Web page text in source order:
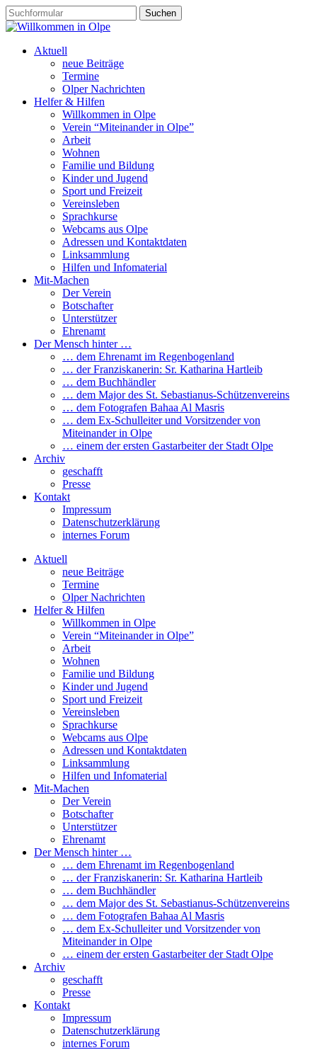
Aktuell
neue Beiträge
Termine
Olper Nachrichten
Helfer & Hilfen
Willkommen in Olpe
Verein “Miteinander in Olpe”
Arbeit
Wohnen
Familie und Bildung
Kinder und Jugend
Sport und Freizeit
Vereinsleben
Sprachkurse
Webcams aus Olpe
Adressen und Kontaktdaten
Linksammlung
Hilfen und Infomaterial
Mit-Machen
Der Verein
Botschafter
Unterstützer
Ehrenamt
Der Mensch hinter …
… dem Ehrenamt im Regenbogenland
… der Franziskanerin: Sr. Katharina Hartleib
… dem Buchhändler
… dem Major des St. Sebastianus-Schützenvereins
… dem Fotografen Bahaa Al Masris
… dem Ex-Schulleiter und Vorsitzender von
Miteinander in Olpe
… einem der ersten Gastarbeiter der Stadt Olpe
Archiv
geschafft
Presse
Kontakt
Impressum
Datenschutzerklärung
internes Forum
Aktuell
neue Beiträge
Termine
Olper Nachrichten
Helfer & Hilfen
Willkommen in Olpe
Verein “Miteinander in Olpe”
Arbeit
Wohnen
Familie und Bildung
Kinder und Jugend
Sport und Freizeit
Vereinsleben
Sprachkurse
Webcams aus Olpe
Adressen und Kontaktdaten
Linksammlung
Hilfen und Infomaterial
Mit-Machen
Der Verein
Botschafter
Unterstützer
Ehrenamt
Der Mensch hinter …
… dem Ehrenamt im Regenbogenland
… der Franziskanerin: Sr. Katharina Hartleib
… dem Buchhändler
… dem Major des St. Sebastianus-Schützenvereins
… dem Fotografen Bahaa Al Masris
… dem Ex-Schulleiter und Vorsitzender von
Miteinander in Olpe
… einem der ersten Gastarbeiter der Stadt Olpe
Archiv
geschafft
Presse
Kontakt
Impressum
Datenschutzerklärung
internes Forum